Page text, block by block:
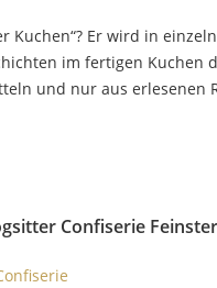
Kuchen“? Er wird in
im fertigen Kuchen
und nur aus
Confiserie